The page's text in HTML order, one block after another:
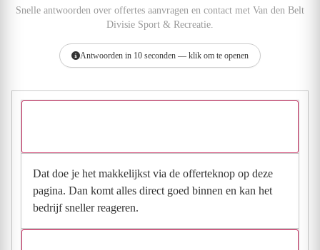
Snelle antwoorden over offertes aanvragen en contact met Van den Belt
Divisie Sport & Recreatie.
Antwoorden in 10 seconden — klik om te openen
Dat doe je het makkelijkst via de offerteknop op deze
pagina. Dan komt alles direct goed binnen en kan het
bedrijf sneller reageren.